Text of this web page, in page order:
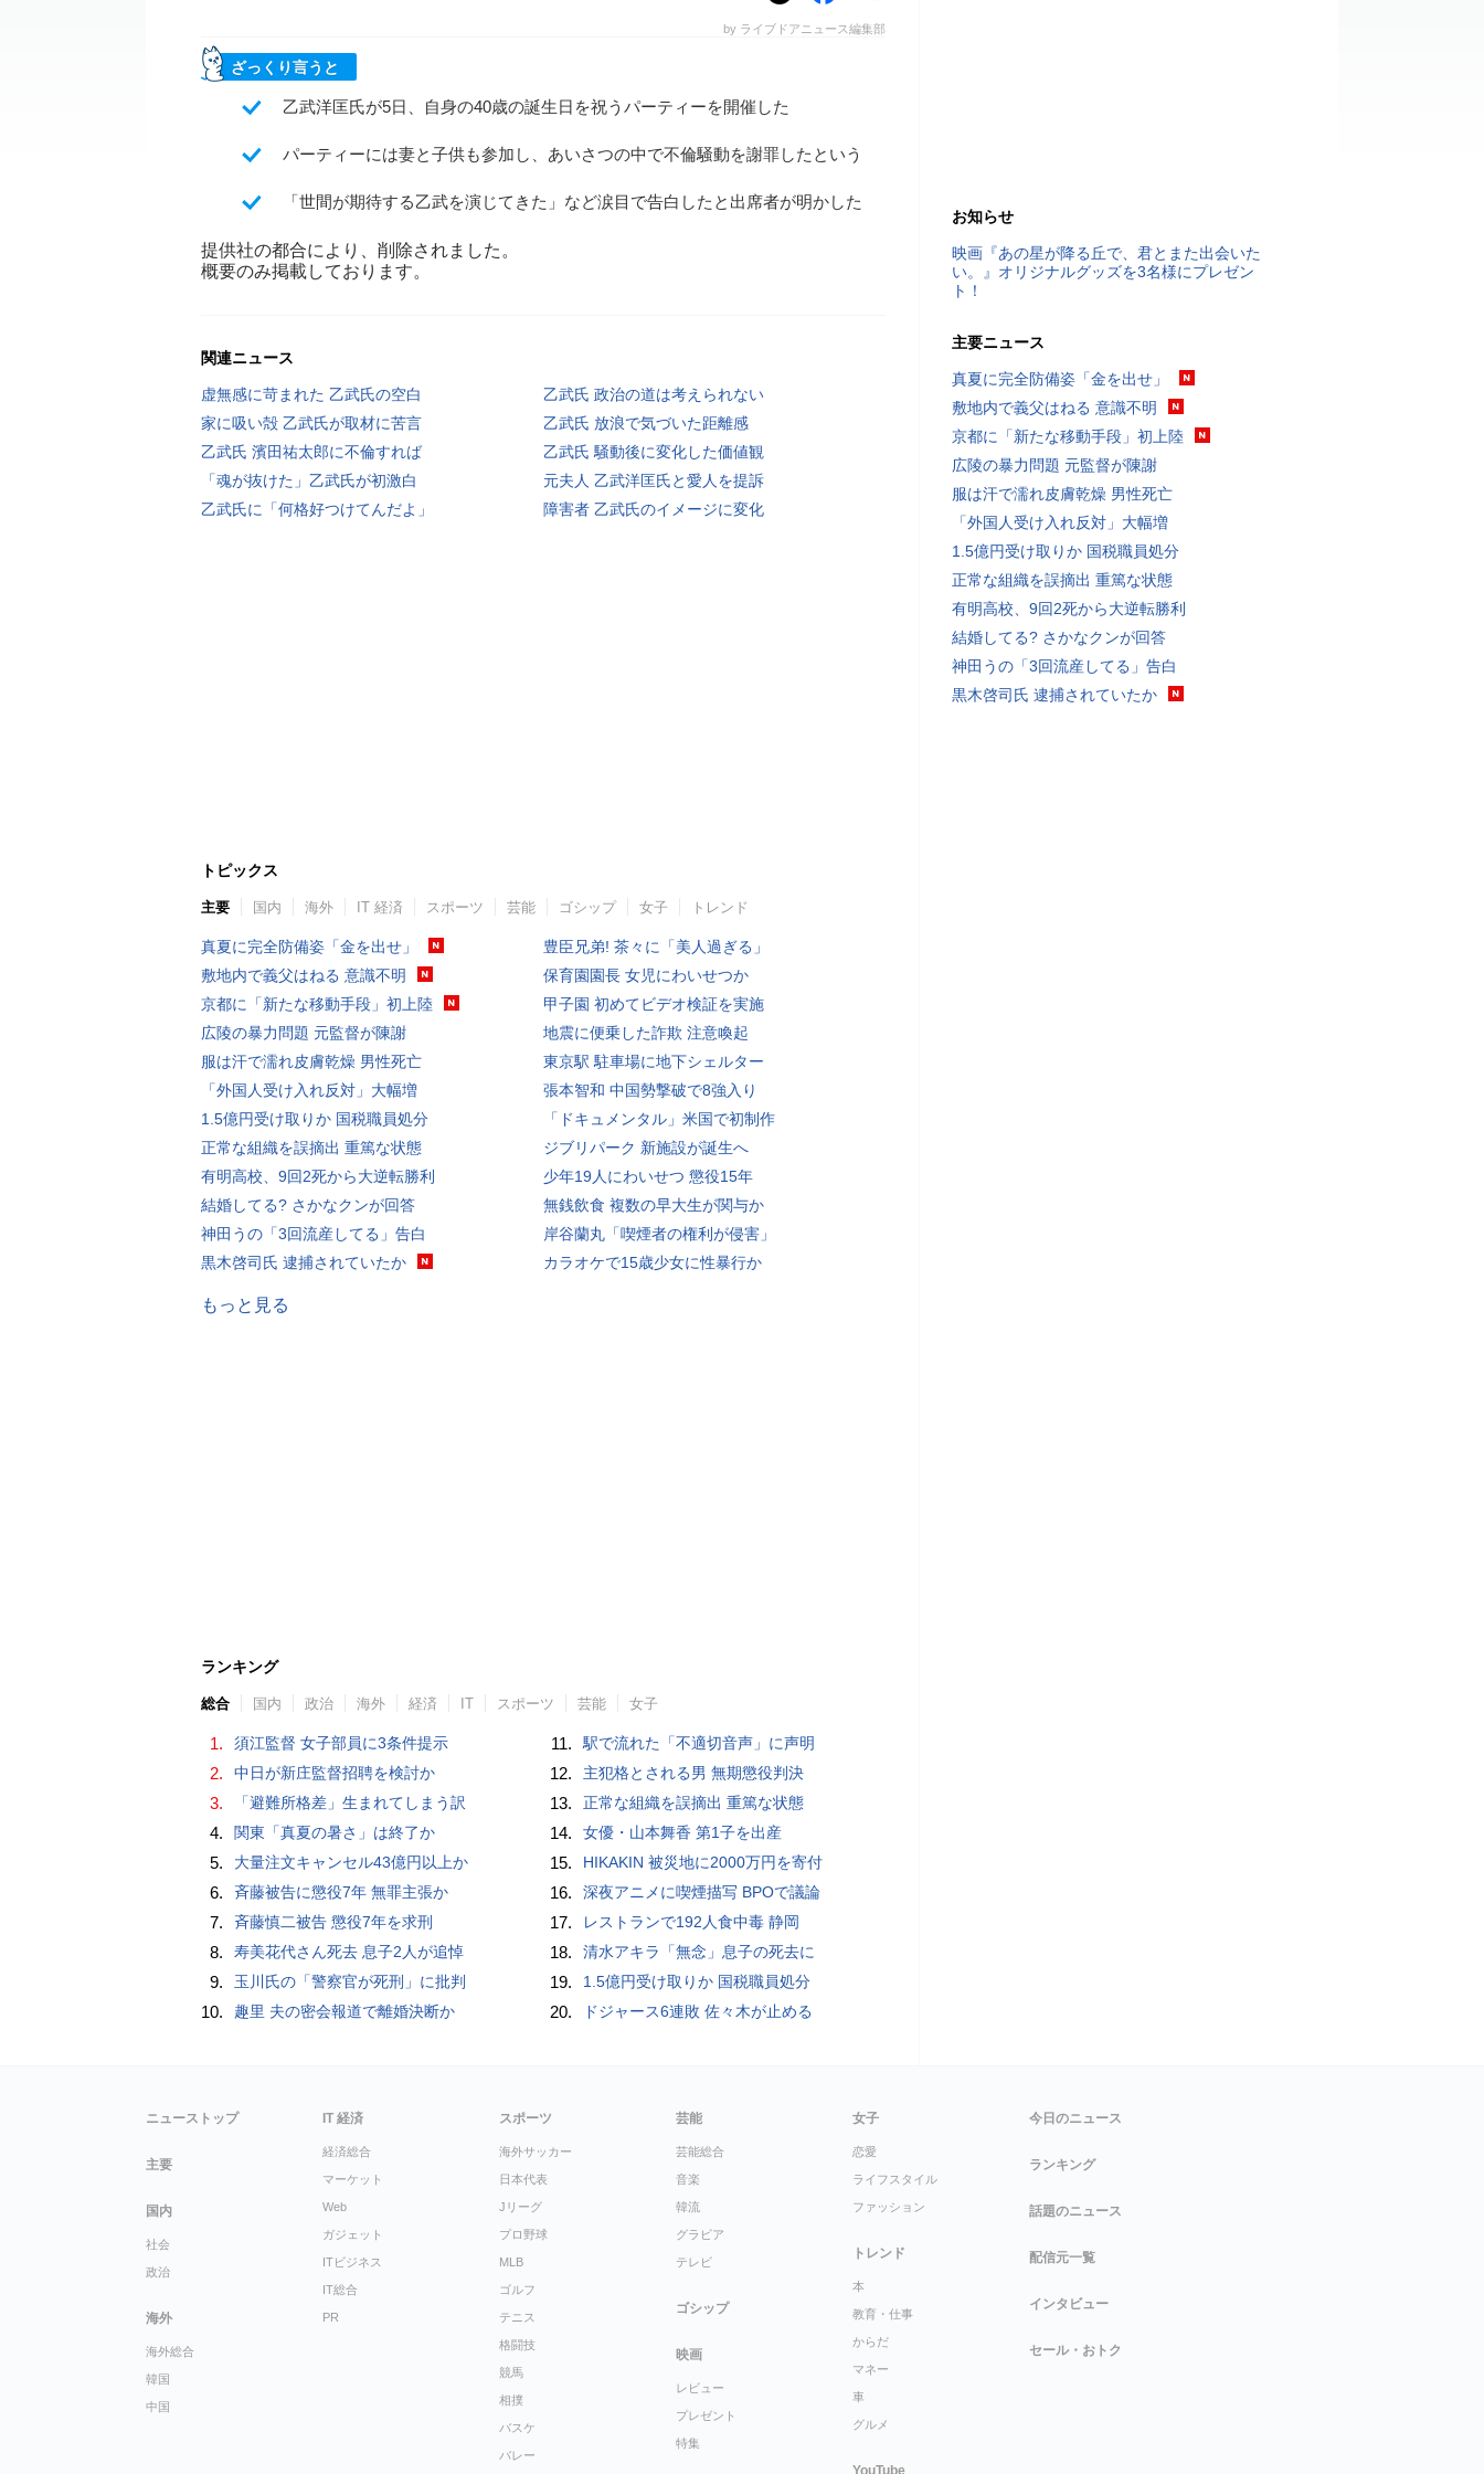
by ライブドアニュース編集部
ざっくり言うと
乙武洋匡氏が5日、自身の40歳の誕生日を祝うパーティーを開催した
パーティーには妻と子供も参加し、あいさつの中で不倫騒動を謝罪したという
「世間が期待する乙武を演じてきた」など涙目で告白したと出席者が明かした
提供社の都合により、削除されました。
概要のみ掲載しております。
関連ニュース
虚無感に苛まれた 乙武氏の空白
乙武氏 政治の道は考えられない
家に吸い殻 乙武氏が取材に苦言
乙武氏 放浪で気づいた距離感
乙武氏 濱田祐太郎に不倫すれば
乙武氏 騒動後に変化した価値観
「魂が抜けた」乙武氏が初激白
元夫人 乙武洋匡氏と愛人を提訴
乙武氏に「何格好つけてんだよ」
障害者 乙武氏のイメージに変化
トピックス
主要 国内 海外 IT 経済 スポーツ 芸能 ゴシップ 女子 トレンド
真夏に完全防備姿「金を出せ」
敷地内で義父はねる 意識不明
京都に「新たな移動手段」初上陸
広陵の暴力問題 元監督が陳謝
服は汗で濡れ皮膚乾燥 男性死亡
「外国人受け入れ反対」大幅増
1.5億円受け取りか 国税職員処分
正常な組織を誤摘出 重篤な状態
有明高校、9回2死から大逆転勝利
結婚してる? さかなクンが回答
神田うの「3回流産してる」告白
黒木啓司氏 逮捕されていたか
豊臣兄弟! 茶々に「美人過ぎる」
保育園園長 女児にわいせつか
甲子園 初めてビデオ検証を実施
地震に便乗した詐欺 注意喚起
東京駅 駐車場に地下シェルター
張本智和 中国勢撃破で8強入り
「ドキュメンタル」米国で初制作
ジブリパーク 新施設が誕生へ
少年19人にわいせつ 懲役15年
無銭飲食 複数の早大生が関与か
岸谷蘭丸「喫煙者の権利が侵害」
カラオケで15歳少女に性暴行か
もっと見る
ランキング
総合 国内 政治 海外 経済 IT スポーツ 芸能 女子
1. 須江監督 女子部員に3条件提示
2. 中日が新庄監督招聘を検討か
3. 「避難所格差」生まれてしまう訳
4. 関東「真夏の暑さ」は終了か
5. 大量注文キャンセル43億円以上か
6. 斉藤被告に懲役7年 無罪主張か
7. 斉藤慎二被告 懲役7年を求刑
8. 寿美花代さん死去 息子2人が追悼
9. 玉川氏の「警察官が死刑」に批判
10. 趣里 夫の密会報道で離婚決断か
11. 駅で流れた「不適切音声」に声明
12. 主犯格とされる男 無期懲役判決
13. 正常な組織を誤摘出 重篤な状態
14. 女優・山本舞香 第1子を出産
15. HIKAKIN 被災地に2000万円を寄付
16. 深夜アニメに喫煙描写 BPOで議論
17. レストランで192人食中毒 静岡
18. 清水アキラ「無念」息子の死去に
19. 1.5億円受け取りか 国税職員処分
20. ドジャース6連敗 佐々木が止める
お知らせ
映画『あの星が降る丘で、君とまた出会いた
い。』オリジナルグッズを3名様にプレゼン
ト！
主要ニュース
真夏に完全防備姿「金を出せ」
敷地内で義父はねる 意識不明
京都に「新たな移動手段」初上陸
広陵の暴力問題 元監督が陳謝
服は汗で濡れ皮膚乾燥 男性死亡
「外国人受け入れ反対」大幅増
1.5億円受け取りか 国税職員処分
正常な組織を誤摘出 重篤な状態
有明高校、9回2死から大逆転勝利
結婚してる? さかなクンが回答
神田うの「3回流産してる」告白
黒木啓司氏 逮捕されていたか
ニューストップ
主要
国内
社会
政治
海外
海外総合
韓国
中国
IT 経済
経済総合
マーケット
Web
ガジェット
ITビジネス
IT総合
PR
スポーツ
海外サッカー
日本代表
Jリーグ
プロ野球
MLB
ゴルフ
テニス
格闘技
競馬
相撲
バスケ
バレー
芸能
芸能総合
音楽
韓流
グラビア
テレビ
ゴシップ
映画
レビュー
プレゼント
特集
女子
恋愛
ライフスタイル
ファッション
トレンド
本
教育・仕事
からだ
マネー
車
グルメ
YouTube
今日のニュース
ランキング
話題のニュース
配信元一覧
インタビュー
セール・おトク